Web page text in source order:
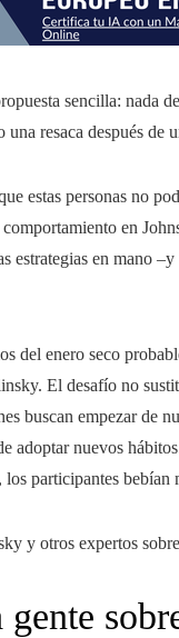
sencilla: nada
una resaca después de
estas personas no
en
estrategias en mano
del enero seco
El desafío no
buscan empezar de
adoptar nuevos
participantes bebían
y otros expertos
gente